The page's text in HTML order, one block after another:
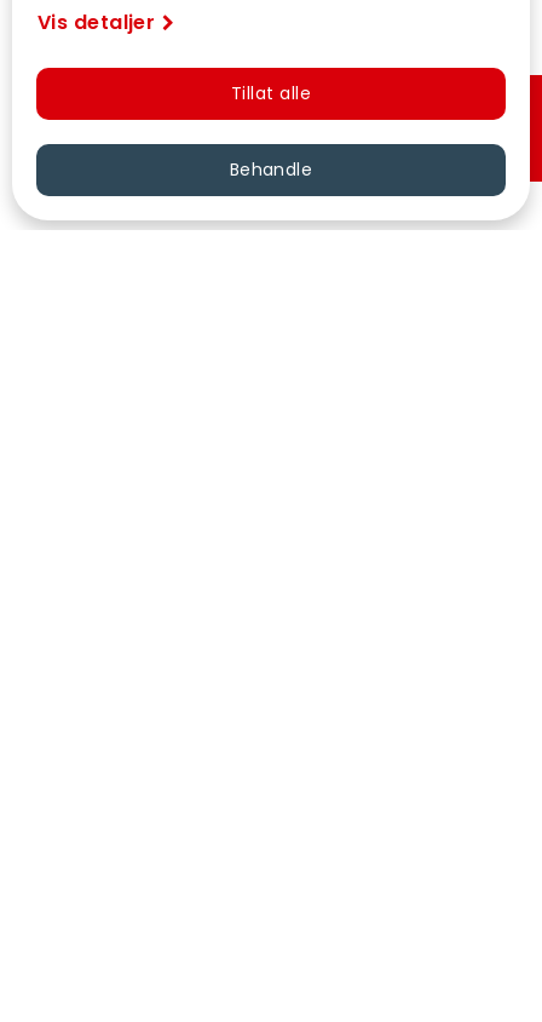
Vis detaljer
Tillat alle
Behandle Hurtigkjøp